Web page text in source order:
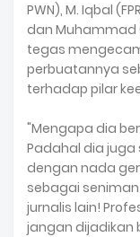
PWN), M. Iqbal
dan Muhammad
tegas
perbuatannya
terhadap pilar
"Mengapa dia
Padahal dia juga
dengan nada
sebagai
jurnalis lain!
jangan dijadikan